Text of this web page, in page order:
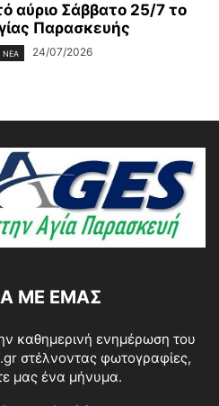
αύριο Σάββατο 25/7 το
Παρασκευής
ΝΕΑ 24/07/2026
ΜΕ ΕΜΆΣ
καθημερινή ενημέρωση του
στέλνοντας φωτογραφίες,
μας ένα μήνυμα.